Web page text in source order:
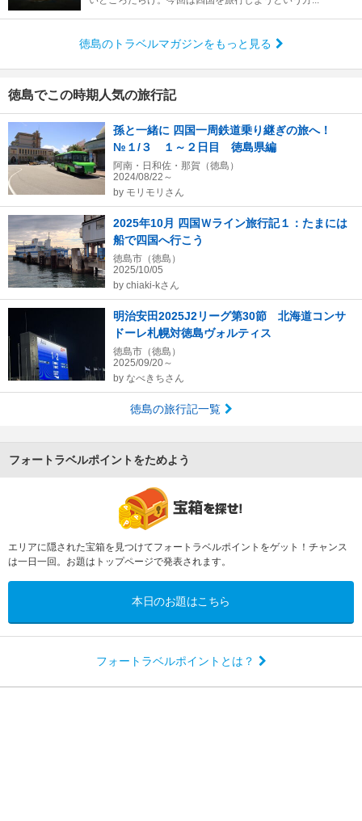
徳島のトラベルマガジンをもっと見る
徳島でこの時期人気の旅行記
孫と一緒に 四国一周鉄道乗り継ぎの旅へ！
№１/３ １～２日目 徳島県編
阿南・日和佐・那賀（徳島）
2024/08/22～
by モリモリさん
2025年10月 四国Ｗライン旅行記１：たまには
船で四国へ行こう
徳島市（徳島）
2025/10/05
by chiaki-kさん
明治安田2025J2リーグ第30節 北海道コンサ
ドーレ札幌対徳島ヴォルティス
徳島市（徳島）
2025/09/20～
by なべきちさん
徳島の旅行記一覧
フォートラベルポイントをためよう
エリアに隠された宝箱を見つけてフォートラベルポイントをゲット！チャンス
は一日一回。お題はトップページで発表されます。
本日のお題はこちら
フォートラベルポイントとは？